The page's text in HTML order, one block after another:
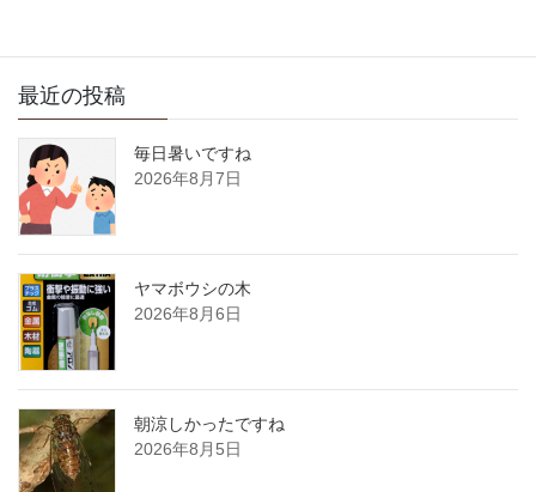
最近の投稿
毎日暑いですね
2026年8月7日
ヤマボウシの木
2026年8月6日
朝涼しかったですね
2026年8月5日